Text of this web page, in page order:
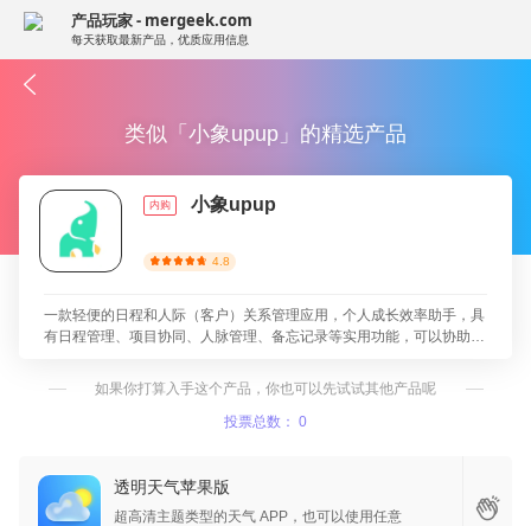
产品玩家 - mergeek.com
每天获取最新产品，优质应用信息
类似「小象upup」的精选产品
内购 小象upup
4.8
一款轻便的日程和人际（客户）关系管理应用，个人成长效率助手，具
有日程管理、项目协同、人脉管理、备忘记录等实用功能，可以协助提
如果你打算入手这个产品，你也可以先试试其他产品呢
投票总数： 0
透明天气苹果版
超高清主题类型的天气 APP，也可以使用任意